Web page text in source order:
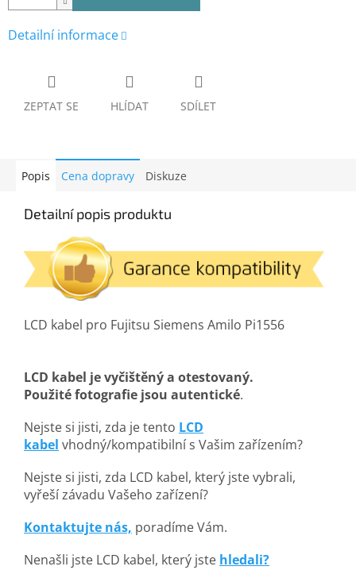
Detailní informace
ZEPTAT SE HLÍDAT SDÍLET
Popis Cena dopravy Diskuze
Detailní popis produktu
LCD kabel pro Fujitsu Siemens Amilo Pi1556
LCD kabel je vyčištěný a otestovaný.
Použité fotografie jsou autentické.
Nejste si jisti, zda je tento LCD
kabel vhodný/kompatibilní s Vašim zařízením?
Nejste si jisti, zda LCD kabel, který jste vybrali,
vyřeší závadu Vašeho zařízení?
Kontaktujte nás, poradíme Vám.
Nenašli jste LCD kabel, který jste hledali?